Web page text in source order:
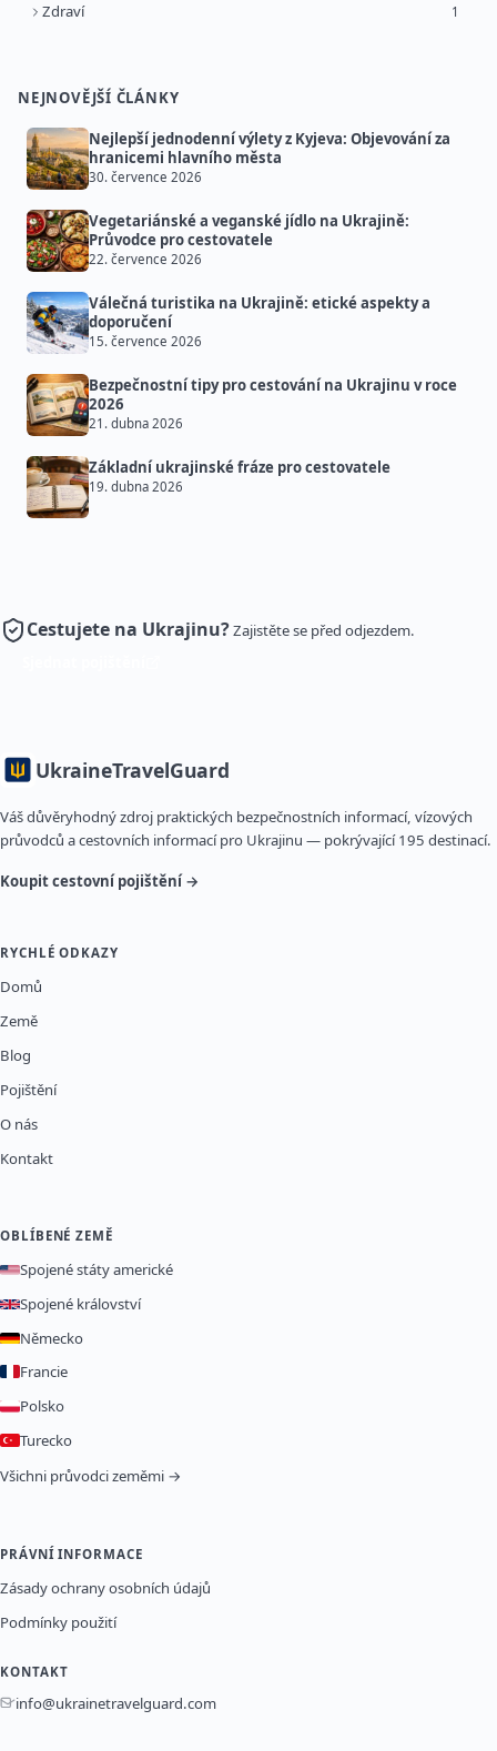
Zdraví 1
NEJNOVĚJŠÍ ČLÁNKY
Nejlepší jednodenní výlety z Kyjeva: Objevování za
hranicemi hlavního města
30. července 2026
Vegetariánské a veganské jídlo na Ukrajině:
Průvodce pro cestovatele
22. července 2026
Válečná turistika na Ukrajině: etické aspekty a
doporučení
15. července 2026
Bezpečnostní tipy pro cestování na Ukrajinu v roce
2026
21. dubna 2026
Základní ukrajinské fráze pro cestovatele
19. dubna 2026
Cestujete na Ukrajinu?Zajistěte se před odjezdem.
UkraineTravelGuard
Váš důvěryhodný zdroj praktických bezpečnostních informací, vízových
průvodců a cestovních informací pro Ukrajinu — pokrývající 195 destinací.
Koupit cestovní pojištění →
RYCHLÉ ODKAZY
Domů
Země
Blog
Pojištění
O nás
Kontakt
OBLÍBENÉ ZEMĚ
Spojené státy americké
Spojené království
Německo
Francie
Polsko
Turecko
Všichni průvodci zeměmi →
PRÁVNÍ INFORMACE
Zásady ochrany osobních údajů
Podmínky použití
KONTAKT
info@ukrainetravelguard.com